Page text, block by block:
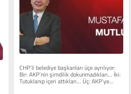
CHP’li belediye başkanları üçe ayrılıyor:
Bir: AKP’nin şimdilik dokunmadıkları... İki:
Tutuklanıp içeri attıkları... Üç: AKP’ye...